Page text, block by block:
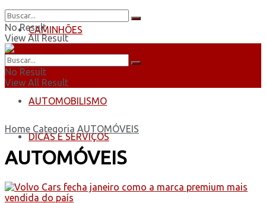
CAMINHÕES
ÔNIBUS
AUTOMOBILISMO
DICAS E SERVIÇOS
No Result
View All Result
No Result
View All Result
Home Categoria AUTOMÓVEIS
AUTOMÓVEIS